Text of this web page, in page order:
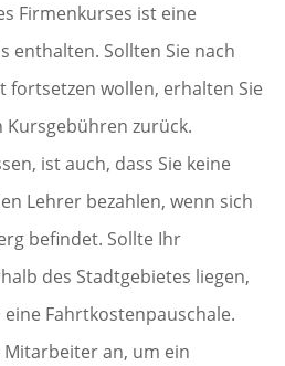
Firmenkurses ist eine
enthalten. Sollten Sie nach
fortsetzen wollen, erhalten Sie
zurück.
ist auch, dass Sie keine
Lehrer bezahlen, wenn sich
befindet. Sollte Ihr
des Stadtgebietes liegen,
Fahrtkostenpauschale.
Mitarbeiter an, um ein